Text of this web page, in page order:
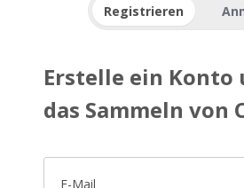
Registrieren
Erstelle ein Konto
das Sammeln von
E-Mail